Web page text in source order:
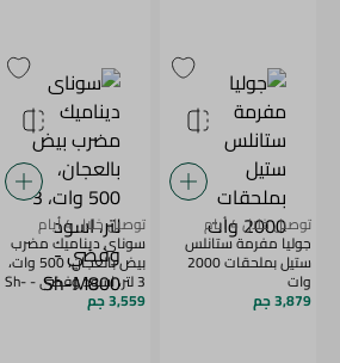
توصيل خلال 4 أيام
جوليا مفرمة ستانلس
ستيل بملحقات 2000
وات
3,879 جم
توصيل خلال 4 أيام
سوناى ديناميك مضرب
بيض بالعجان، 500 وات،
3 لتر، اسود وفضي - Sh-
M800
3,559 جم